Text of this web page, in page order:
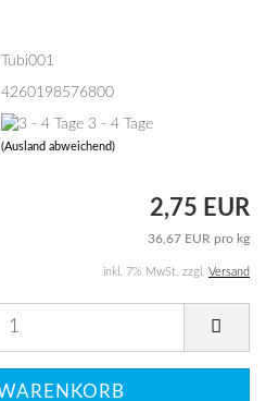
Tubi001
4260198576800
3 - 4 Tage
(Ausland abweichend)
2,75 EUR
36,67 EUR pro kg
inkl. 7% MwSt. zzgl. Versand